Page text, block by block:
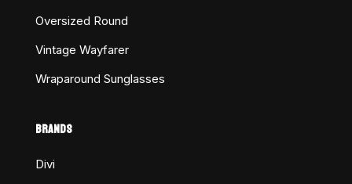
Oversized Round
Vintage Wayfarer
Wraparound Sunglasses
BRANDS
Divi